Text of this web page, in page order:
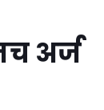
अर्ज